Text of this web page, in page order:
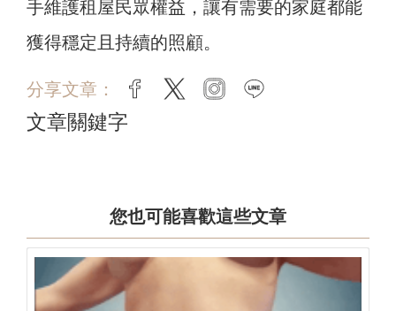
手維護租屋民眾權益，讓有需要的家庭都能
獲得穩定且持續的照顧。
分享文章： facebook
twitter instagram
文章關鍵字
您也可能喜歡這些文章